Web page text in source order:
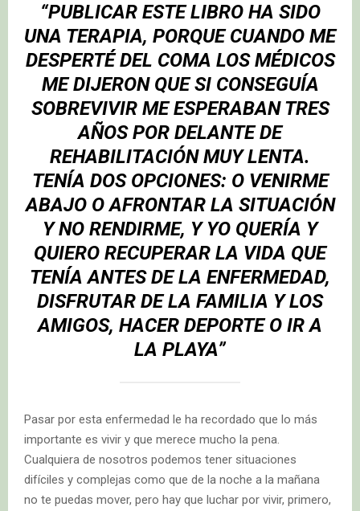
“PUBLICAR ESTE LIBRO HA SIDO
UNA TERAPIA, PORQUE CUANDO ME
DESPERTÉ DEL COMA LOS MÉDICOS
ME DIJERON QUE SI CONSEGUÍA
SOBREVIVIR ME ESPERABAN TRES
AÑOS POR DELANTE DE
REHABILITACIÓN MUY LENTA.
TENÍA DOS OPCIONES: O VENIRME
ABAJO O AFRONTAR LA SITUACIÓN
Y NO RENDIRME, Y YO QUERÍA Y
QUIERO RECUPERAR LA VIDA QUE
TENÍA ANTES DE LA ENFERMEDAD,
DISFRUTAR DE LA FAMILIA Y LOS
AMIGOS, HACER DEPORTE O IR A
LA PLAYA”
Pasar por esta enfermedad le ha recordado que lo más
importante es vivir y que merece mucho la pena.
Cualquiera de nosotros podemos tener situaciones
difíciles y complejas como que de la noche a la mañana
no te puedas mover, pero hay que luchar por vivir, primero,